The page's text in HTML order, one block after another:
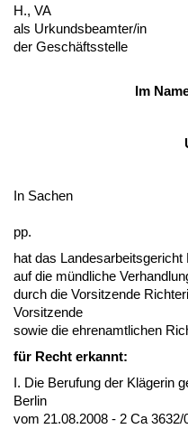
H., VA
als Ur­kunds­be­am­ter/in
der Geschäfts­stel­le
Im
In Sa­chen
pp.
hat das
auf die münd­li­che
durch die Vor­sit­zen­de
Vor­sit­zen­de
so­wie die eh­ren­amt­li­chen
für Recht er­kannt:
I. Die Be­ru­fung der Kläge­rin
Ber­lin
vom 21.08.2008 - 2 Ca